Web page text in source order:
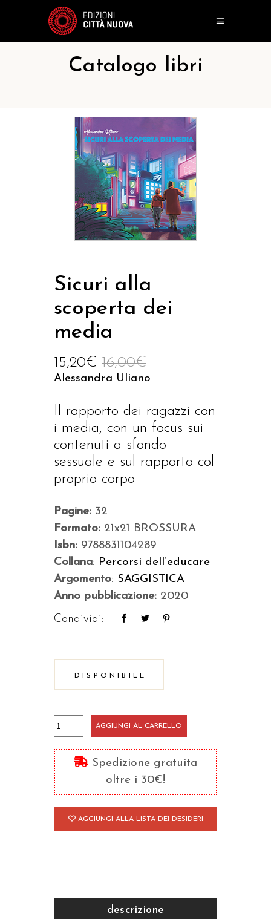
Catalogo libri
Sicuri alla
scoperta dei
media
16,00€
15,20€
Alessandra Uliano
Il rapporto dei ragazzi con
i media, con un focus sui
contenuti a sfondo
sessuale e sul rapporto col
proprio corpo
Pagine: 32
Formato: 21x21 BROSSURA
Isbn: 9788831104289
Collana: Percorsi dell’educare
Argomento: SAGGISTICA
Anno pubblicazione: 2020
Condividi:
DISPONIBILE
Sicuri
alla
scoperta
dei
media
quantità
AGGIUNGI AL CARRELLO
Spedizione gratuita
oltre i 30€!
AGGIUNGI ALLA LISTA DEI DESIDERI
descrizione